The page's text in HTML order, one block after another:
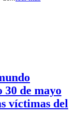
30 de mayo
víctimas del